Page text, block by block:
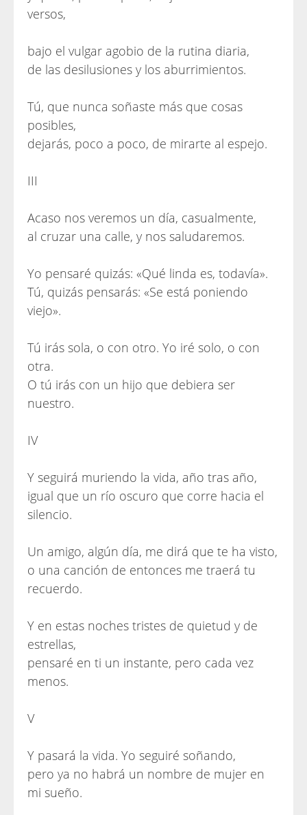
versos,
bajo el vulgar agobio de la rutina diaria,
de las desilusiones y los aburrimientos.
Tú, que nunca soñaste más que cosas
posibles,
dejarás, poco a poco, de mirarte al espejo.
III
Acaso nos veremos un día, casualmente,
al cruzar una calle, y nos saludaremos.
Yo pensaré quizás: «Qué linda es, todavía».
Tú, quizás pensarás: «Se está poniendo
viejo».
Tú irás sola, o con otro. Yo iré solo, o con
otra.
O tú irás con un hijo que debiera ser
nuestro.
IV
Y seguirá muriendo la vida, año tras año,
igual que un río oscuro que corre hacia el
silencio.
Un amigo, algún día, me dirá que te ha visto,
o una canción de entonces me traerá tu
recuerdo.
Y en estas noches tristes de quietud y de
estrellas,
pensaré en ti un instante, pero cada vez
menos.
V
Y pasará la vida. Yo seguiré soñando,
pero ya no habrá un nombre de mujer en
mi sueño.